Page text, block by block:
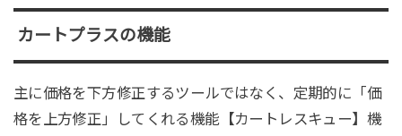
カートプラスの機能
主に価格を下方修正するツールではなく、定期的に「価
格を上方修正」してくれる機能【カートレスキュー】機